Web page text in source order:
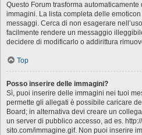
Questo Forum trasforma
immagini. La lista completa delle
messaggi. Cerca di non esagerare
facilmente rendere un messaggio
decidere di modificarlo o addirittura
Top
Posso inserire delle immagini?
Sì, puoi inserire delle immagini nei tuoi
permette gli allegati è possibile caricare
Board; in alternativa devi creare un
un server di pubblico accesso, ad es.
sito.com/immagine.gif. Non puoi inserire